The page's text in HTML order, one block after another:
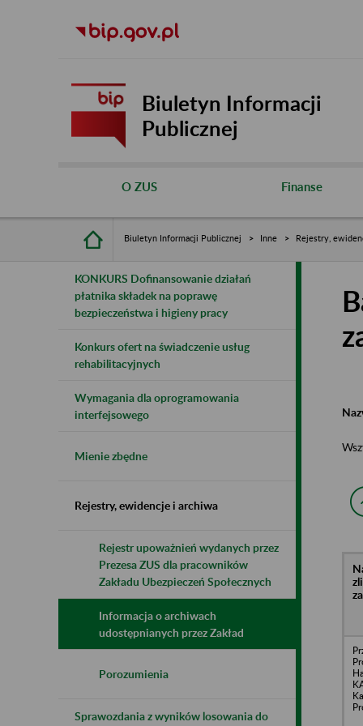
Biuletyn Informacji
Publicznej
O ZUS Finanse
Biuletyn Informacji Publicznej Inne Rejestry,
KONKURS Dofinansowanie działań
płatnika składek na poprawę
bezpieczeństwa i higieny pracy
Konkurs ofert na świadczenie usług
rehabilitacyjnych
Wymagania dla oprogramowania
interfejsowego
Mienie zbędne
Rejestry, ewidencje i archiwa
Rejestr upoważnień wydanych przez
Prezesa ZUS dla pracowników
Zakładu Ubezpieczeń Społecznych
Informacja o archiwach
udostępnianych przez Zakład
Porozumienia
Sprawozdania z wyników losowania do